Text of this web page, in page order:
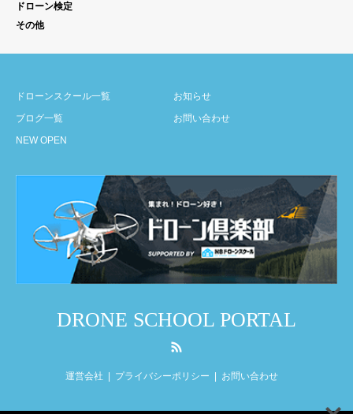
ドローン検定
その他
ドローンスクール一覧
ブログ一覧
NEW OPEN
お知らせ
お問い合わせ
DRONE SCHOOL PORTAL
運営会社 プライバシーポリシー お問い合わせ